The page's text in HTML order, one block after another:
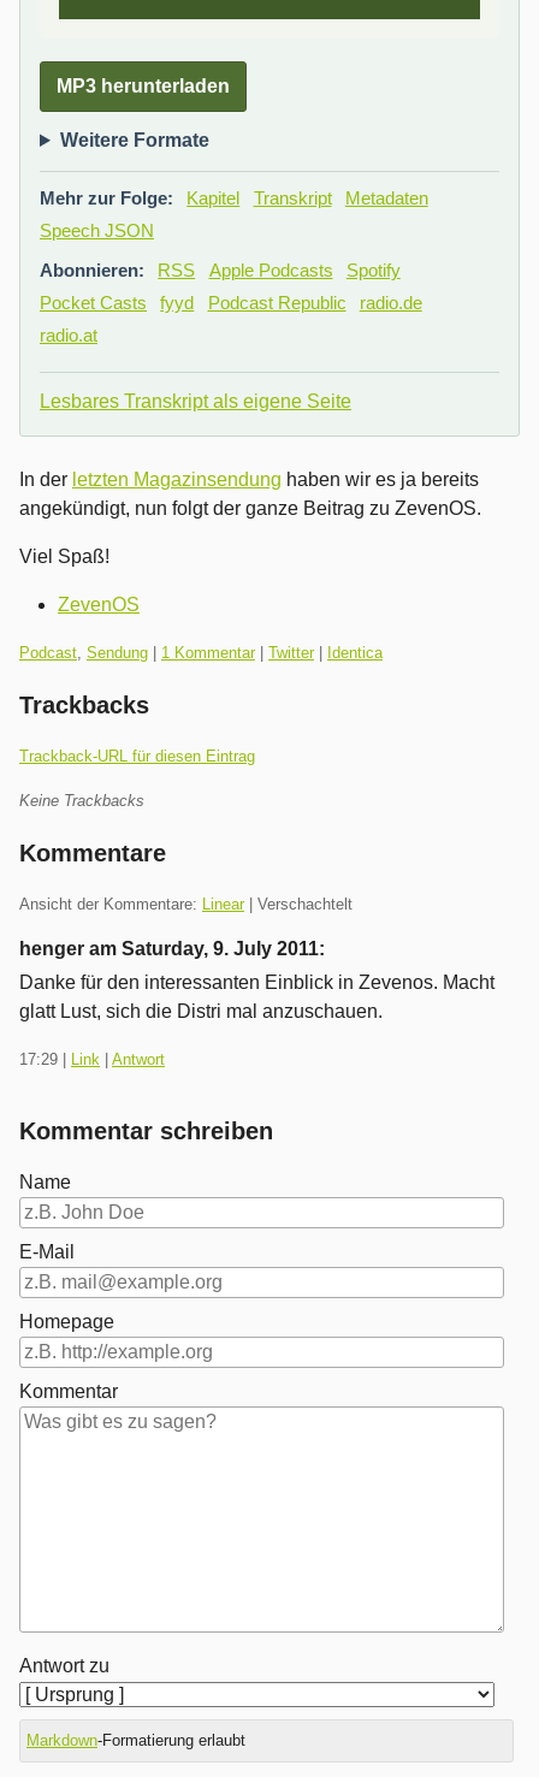
MP3 herunterladen
Weitere Formate
Mehr zur Folge: Kapitel Transkript
Metadaten
Speech JSON
Abonnieren:
RSS Apple Podcasts
Spotify
Pocket Casts
fyyd Podcast Republic
radio.de
radio.at
Lesbares Transkript als eigene Seite
In der letzten Magazinsendung haben wir es ja bereits
angekündigt, nun folgt der ganze Beitrag zu ZevenOS.
Viel Spaß!
ZevenOS
Kategorien:
Podcast, Sendung 1 Kommentar| Twitter| Identica
Trackbacks
Trackback-URL für diesen Eintrag
Keine Trackbacks
Kommentare
Ansicht der Kommentare: Linear| Verschachtelt
henger am Saturday, 9. July 2011:
Danke für den interessanten Einblick in Zevenos. Macht
glatt Lust, sich die Distri mal anzuschauen.
17:29 Link Antwort
Kommentar schreiben
Name
E-Mail
Homepage
Kommentar
Antwort zu
Markdown-Formatierung erlaubt